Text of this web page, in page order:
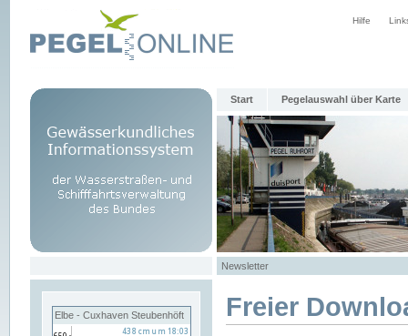
Hilfe
Start Pegelauswahl über Karte
Newsletter
Elbe - Cuxhaven Steubenhöft Freier